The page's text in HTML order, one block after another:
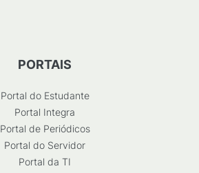
PORTAIS
Portal do Estudante
Portal Integra
Portal de Periódicos
Portal do Servidor
Portal da TI